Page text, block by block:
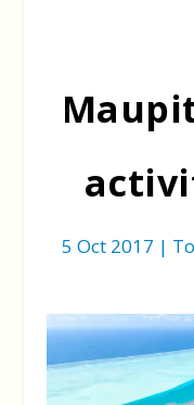
5 Oct 2017 |